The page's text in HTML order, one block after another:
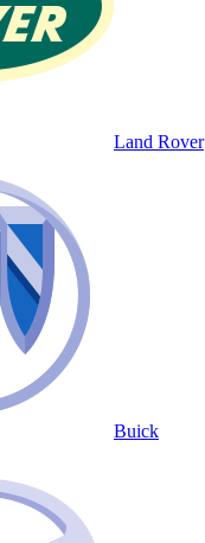
Land Rover
Buick